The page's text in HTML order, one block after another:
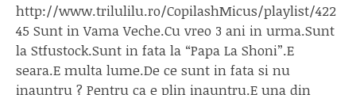
http://www.trilulilu.ro/CopilashMicus/playlist/422
45 Sunt in Vama Veche.Cu vreo 3 ani in urma.Sunt
la Stfustock.Sunt in fata la “Papa La Shoni”.E
seara.E multa lume.De ce sunt in fata si nu
inauntru ? Pentru ca e plin inauntru.E una din